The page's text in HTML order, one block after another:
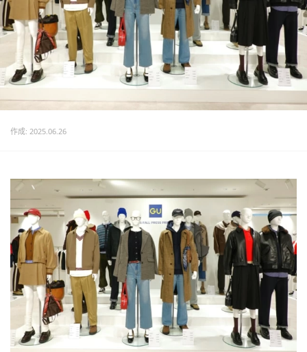
作成: 2025.06.26